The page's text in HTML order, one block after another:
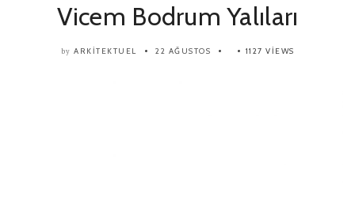
Vicem Bodrum Yalıları
by ARKITEKTUEL 22 AĞUSTOS 1127 VIEWS